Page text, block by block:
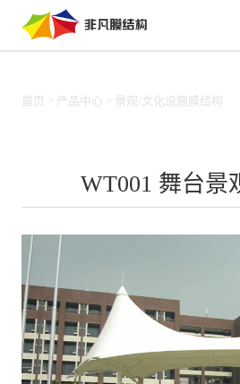
首页 产品中心 景观/文化设施膜结构
WT001 舞台景